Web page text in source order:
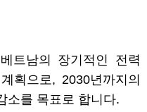
트남의 장기적인 전력
획으로, 2030년까지의
소를 목표로 합니다.